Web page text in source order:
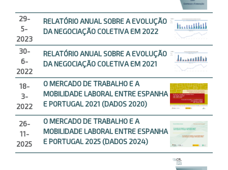
29-
5-
2023
RELATÓRIO ANUAL SOBRE A EVOLUÇÃO
DA NEGOCIAÇÃO COLETIVA EM 2022
30-
6-
2022
RELATÓRIO ANUAL SOBRE A EVOLUÇÃO
DA NEGOCIAÇÃO COLETIVA EM 2021
18-
3-
2022
O MERCADO DE TRABALHO E A
MOBILIDADE LABORAL ENTRE ESPANHA
E PORTUGAL 2021 (DADOS 2020)
26-
11-
2025
O MERCADO DE TRABALHO E A
MOBILIDADE LABORAL ENTRE ESPANHA
E PORTUGAL 2025 (DADOS 2024)